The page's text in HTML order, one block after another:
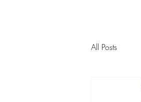
All Posts